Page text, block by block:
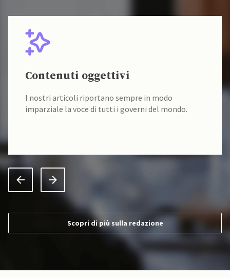
Contenuti oggettivi
I nostri articoli riportano sempre in modo
imparziale la voce di tutti i governi del mondo.
Scopri di più sulla redazione